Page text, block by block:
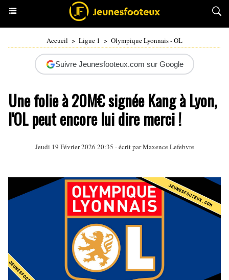
Accueil > Ligue 1 > Olympique Lyonnais - OL
Suivre Jeunesfooteux.com sur Google
Une folie à 20M€ signée Kang à Lyon,
l'OL peut encore lui dire merci !
Jeudi 19 Février 2026 20:35 - écrit par Maxence Lefebvre